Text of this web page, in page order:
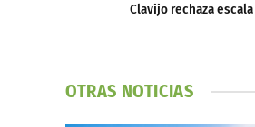
Clavijo rechaza
OTRAS NOTICIAS